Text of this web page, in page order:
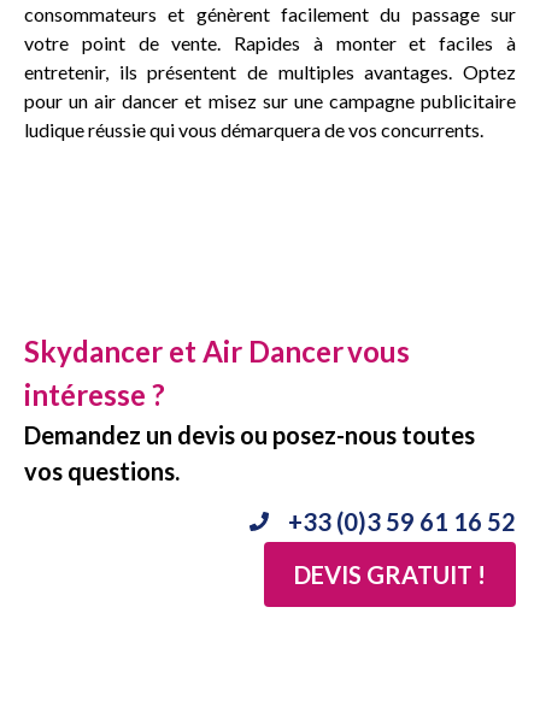
consommateurs et génèrent facilement du passage sur
votre point de vente. Rapides à monter et faciles à
entretenir, ils présentent de multiples avantages.
Optez
pour un air dancer et misez sur une campagne publicitaire
ludique réussie qui vous démarquera de vos concurrents.
Skydancer et Air Dancervous
intéresse ?
Demandez un devis ou posez-nous toutes
vos questions.
+33 (0)3 59 61 16 52
DEVIS GRATUIT !